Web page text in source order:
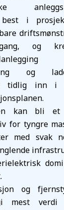
best i
og
og
tidlig inn i
kan bli
for tyngre
med svak
og
mest verdi